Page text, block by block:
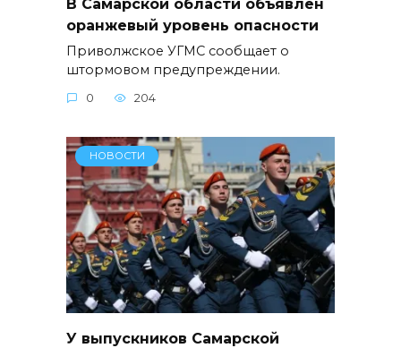
В Самарской области объявлен
оранжевый уровень опасности
Приволжское УГМС сообщает о
штормовом предупреждении.
0 204
НОВОСТИ
У выпускников Самарской